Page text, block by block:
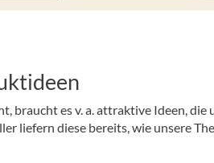
braucht es v. a. attraktive Ideen,
liefern diese bereits, wie unsere